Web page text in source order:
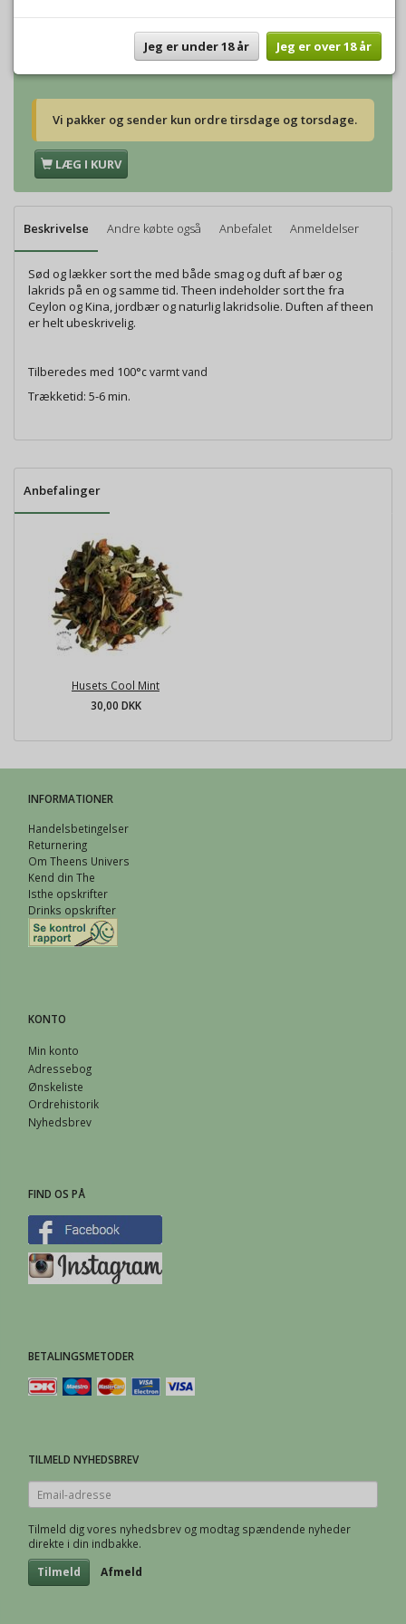
Vægt:500g
224,00 DKK
448,00 DKK
Vi pakker og sender kun ordre tirsdage og torsdage.
LÆG I KURV
Beskrivelse Andre købte også Anbefalet Anmeldelser
Sød og lækker sort the med både smag og duft af bær og
lakrids på en og samme tid. Theen indeholder sort the fra
Ceylon og Kina, jordbær og naturlig lakridsolie. Duften af theen
er helt ubeskrivelig.
Tilberedes med 100°c varmt vand
Trækketid: 5-6 min.
Anbefalinger
Husets Cool Mint
30,00 DKK
INFORMATIONER
Handelsbetingelser
Returnering
Om Theens Univers
Kend din The
Isthe opskrifter
Drinks opskrifter
KONTO
Min konto
Adressebog
Ønskeliste
Ordrehistorik
Nyhedsbrev
FIND OS PÅ
BETALINGSMETODER
TILMELD NYHEDSBREV
Email-
adresse
Tilmeld dig vores nyhedsbrev og modtag spændende nyheder
direkte i din indbakke.
Tilmeld Afmeld
Jeg er under 18 år Jeg er over 18 år